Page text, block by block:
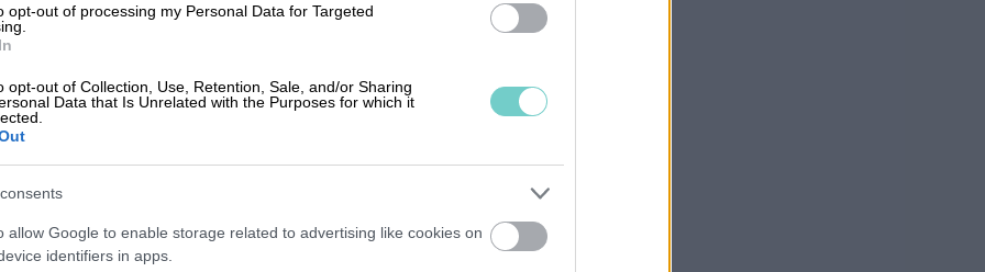
opt-out of processing my Personal Data for Targeted
opt-out of Collection, Use, Retention, Sale, and/or Sharing
Data that Is Unrelated with the Purposes for which it
allow Google to enable storage related to advertising like cookies on
identifiers in apps.
du få med dig både
det krävs ett starkt ledarskap.
entusiasmera din personal förbi
inte ge upp, säger Eric de Basso.